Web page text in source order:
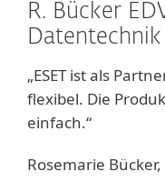
R. Bücker
Datentechnik
„ESET ist als
flexibel. Die
einfach.“
Rosemarie